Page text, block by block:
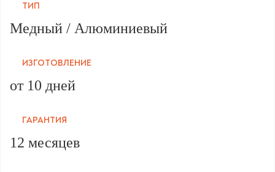
ТИП
Медный / Алюминиевый
ИЗГОТОВЛЕНИЕ
от 10 дней
ГАРАНТИЯ
12 месяцев